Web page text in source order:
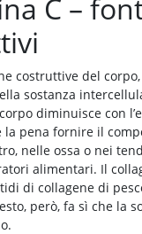
C –
​​​​costruttive del
sostanza
diminuisce con
pena fornire il
nelle ossa o nei
alimentari. Il
di collagene di
però, fa sì che la